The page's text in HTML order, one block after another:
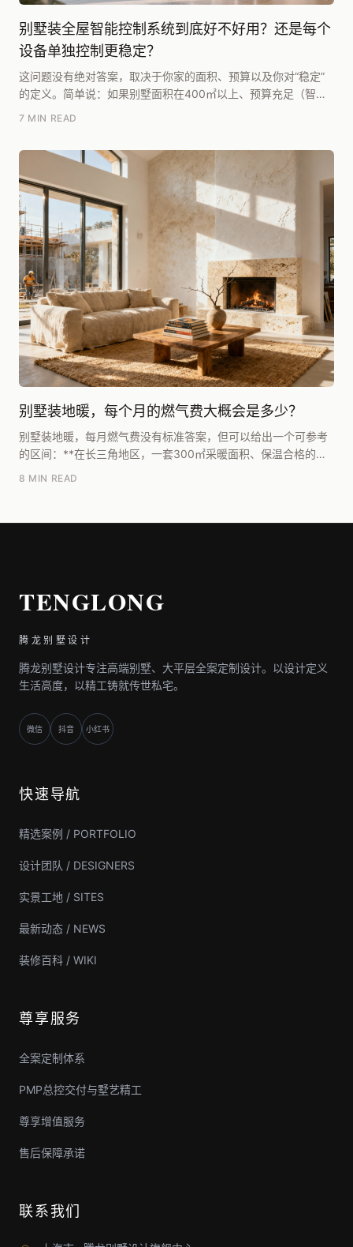
别墅装全屋智能控制系统到底好不好用？还是每个
设备单独控制更稳定？
这问题没有绝对答案，取决于你家的面积、预算以及你对“稳定”
的定义。简单说：如果别墅面积在400㎡以上、预算充足（智能
7 MIN READ
别墅装地暖，每个月的燃气费大概会是多少？
别墅装地暖，每月燃气费没有标准答案，但可以给出一个可参考
的区间：**在长三角地区，一套300㎡采暖面积、保温合格的独
8 MIN READ
TENGLONG
腾龙别墅设计
腾龙别墅设计专注高端别墅、大平层全案定制设计。以设计定义
生活高度，以精工铸就传世私宅。
微信 抖音 小红书
快速导航
精选案例 / PORTFOLIO
设计团队 / DESIGNERS
实景工地 / SITES
最新动态 / NEWS
装修百科 / WIKI
尊享服务
全案定制体系
PMP总控交付与墅艺精工
尊享增值服务
售后保障承诺
联系我们